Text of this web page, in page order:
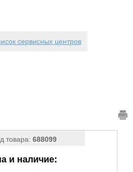
сервисных центров
товара: 688099
и наличие: